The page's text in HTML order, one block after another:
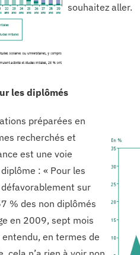
souhaitez aller.
les diplômés
préparées en
recherchés et
est une voie
: « Pour les
sur
% des non diplômés
en 2009, sept mois
en termes de